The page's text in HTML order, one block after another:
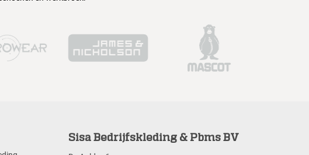
Sisa Bedrijfskleding & Pbms BV